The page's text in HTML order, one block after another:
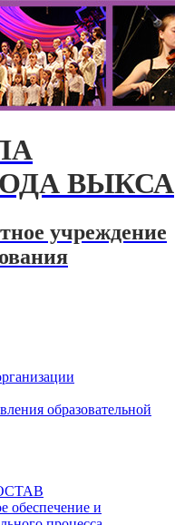
ВЫКСА
учреждение
образовательной
обеспечение и